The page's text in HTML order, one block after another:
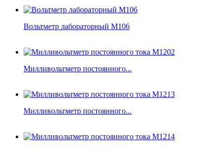
Вольтметр лабораторный М106
Милливольтметр постоянного...
Милливольтметр постоянного...